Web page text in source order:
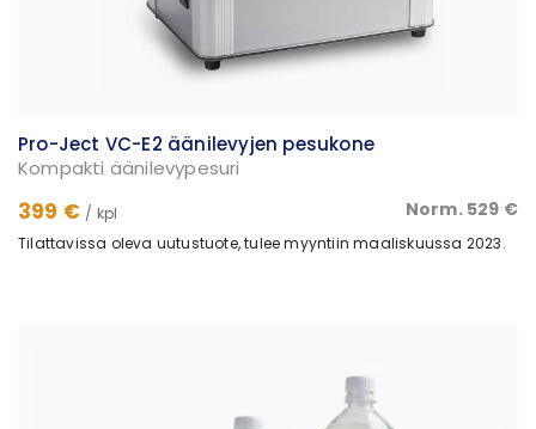
Pro-Ject VC-E2 äänilevyjen pesukone
Kompakti äänilevypesuri
399 € Norm. 529 €
/ kpl
Tilattavissa oleva uutustuote, tulee myyntiin maaliskuussa 2023.